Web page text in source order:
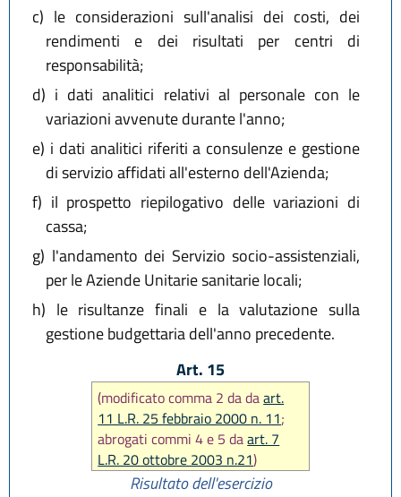
c) le considerazioni sull'analisi dei costi, dei
rendimenti e dei risultati per centri di
responsabilità;
d) i dati analitici relativi al personale con le
variazioni avvenute durante l'anno;
e) i dati analitici riferiti a consulenze e gestione
di servizio affidati all'esterno dell'Azienda;
f) il prospetto riepilogativo delle variazioni di
cassa;
g) l'andamento dei Servizio socio-assistenziali,
per le Aziende Unitarie sanitarie locali;
h) le risultanze finali e la valutazione sulla
gestione budgettaria dell'anno precedente.
Art. 15
(modificato comma 2 da daart.
11 L.R. 25 febbraio 2000 n. 11;
abrogati commi 4 e 5 daart. 7
L.R. 20 ottobre 2003 n.21)
Risultato dell'esercizio